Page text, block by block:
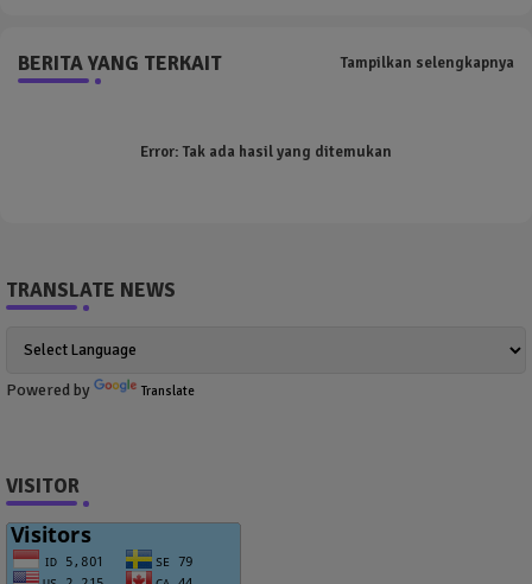
BERITA YANG TERKAIT Tampilkan selengkapnya
Error:Tak ada hasil yang ditemukan
TRANSLATE NEWS
Powered by Translate
VISITOR